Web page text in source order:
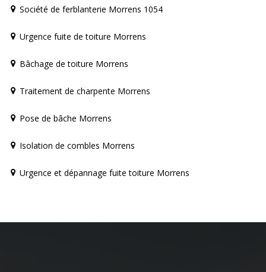
Société de ferblanterie Morrens 1054
Urgence fuite de toiture Morrens
Bâchage de toiture Morrens
Traitement de charpente Morrens
Pose de bâche Morrens
Isolation de combles Morrens
Urgence et dépannage fuite toiture Morrens